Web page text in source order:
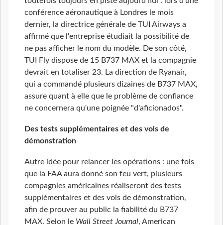
conférence aéronautique à Londres le mois
dernier, la directrice générale de TUI Airways a
affirmé que l'entreprise étudiait la possibilité de
ne pas afficher le nom du modèle. De son côté,
TUI Fly dispose de 15 B737 MAX et la compagnie
devrait en totaliser 23. La direction de Ryanair,
qui a commandé plusieurs dizaines de B737 MAX,
assure quant à elle que le problème de confiance
ne concernera qu'une poignée "d'aficionados".
Des tests supplémentaires et des vols de
démonstration
Autre idée pour relancer les opérations : une fois
que la FAA aura donné son feu vert, plusieurs
compagnies américaines réaliseront des tests
supplémentaires et des vols de démonstration,
afin de prouver au public la fiabilité du B737
MAX. Selon le Wall Street Journal, American